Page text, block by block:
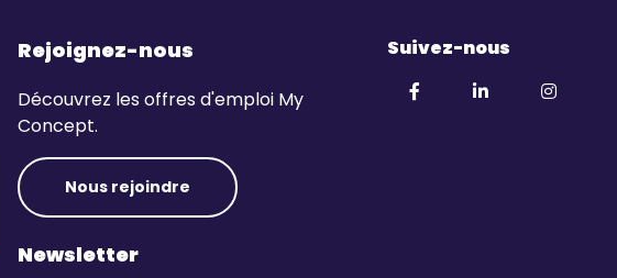
Rejoignez-nous
Découvrez les offres d'emploi My
Concept.
Nous rejoindre
Newsletter
Suivez-nous